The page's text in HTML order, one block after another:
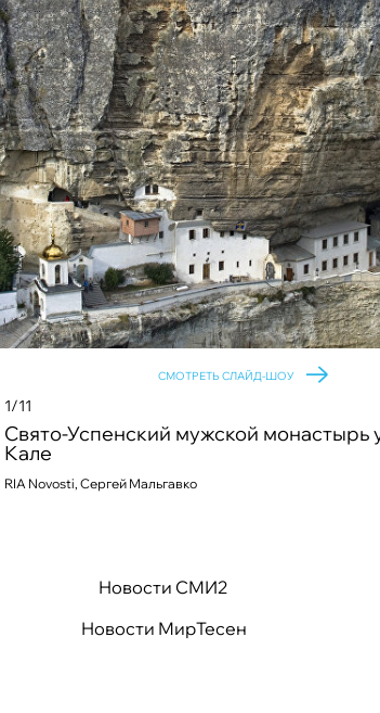
СМОТРЕТЬ СЛАЙД-ШОУ
1/11
Свято-Успенский мужской монастырь
Кале
RIA Novosti, Сергей Мальгавко
Новости СМИ2
Новости МирТесен